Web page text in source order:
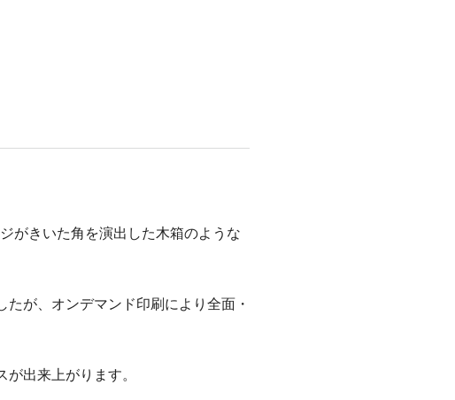
がきいた角を演出した木箱のような
が、オンデマンド印刷により全面・
出来上がります。